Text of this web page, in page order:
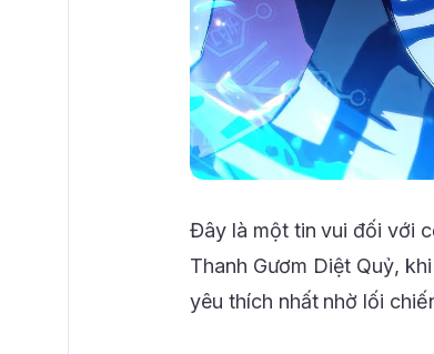
Đây là một tin vui đối với
Thanh Gươm Diệt Quỷ,
yêu thích nhất nhờ lối